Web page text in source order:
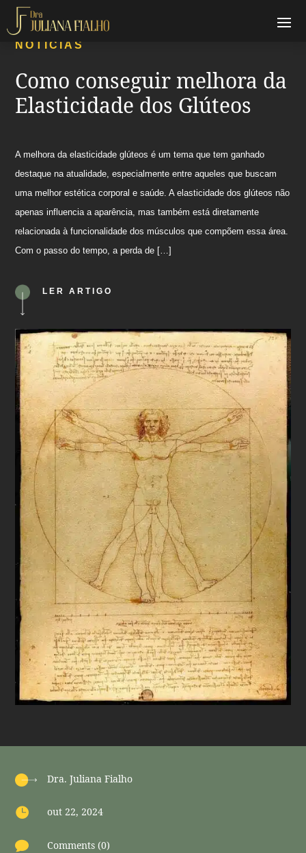
NOTÍCIAS
Como conseguir melhora da
Elasticidade dos Glúteos
A melhora da elasticidade glúteos é um tema que tem ganhado
destaque na atualidade, especialmente entre aqueles que buscam
uma melhor estética corporal e saúde. A elasticidade dos glúteos não
apenas influencia a aparência, mas também está diretamente
relacionada à funcionalidade dos músculos que compõem essa área.
Com o passo do tempo, a perda de […]
LER ARTIGO
Dra. Juliana Fialho
 out 22, 2024
 Comments (0)